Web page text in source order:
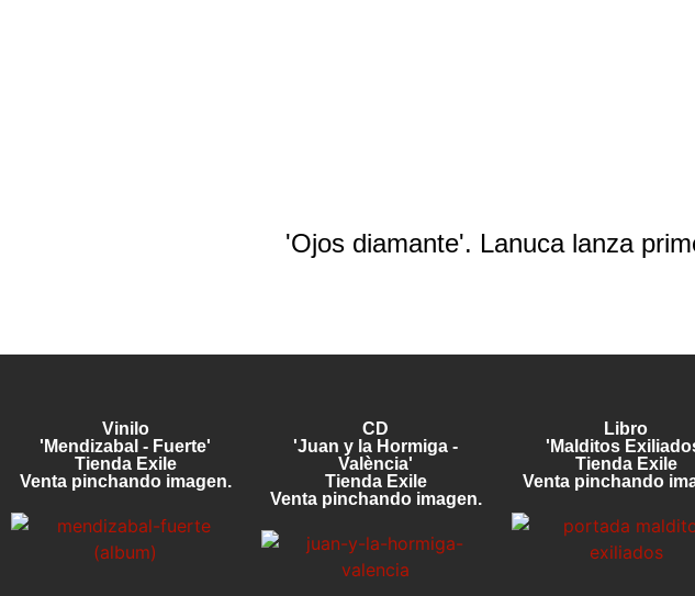
'Ojos diamante'. Lanuca lanza
Vinilo
'Mendizabal - Fuerte'
Tienda Exile
Venta pinchando imagen.
CD
'Juan y la Hormiga -
València'
Tienda Exile
Venta pinchando imagen.
Libro
'Malditos
Tienda Exile
Venta pinchando